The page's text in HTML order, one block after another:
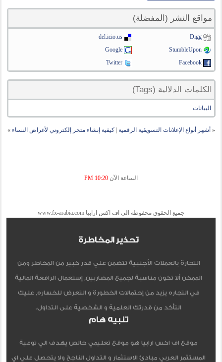
مواقع النشر (المفضلة)
Digg
del.icio.us
StumbleUpon
Google
Facebook
Twitter
الكلمات الدلالية (Tags)
البيانات
« أشهر أنواع الإعلانات التسويقية الرقمية |كيفية إنشاء متجر إلكتروني لأغراض النساء »
الساعة الآن 10:20 PM
جميع الحقوق محفوظة الى اف اكس ارابيا www.fx-arabia.com
تحذير المخاطرة
التجارة بالعملات الأجنبية تتضمن علي قدر كبير من المخاطر ومن
الممكن ألا تكون مناسبة لجميع المضاربين, إستعمال الرافعة المالية
في التجاره يزيد من إحتمالات الخطورة و التعرض للخساره, عليك
التأكد من قدرتك العلمية و الشخصية على التداول.
تنبيه هام
موقع اف اكس ارابيا هو موقع تعليمي خالص يهدف الي توعية
المستثمر العربي مبادئ الاستثمار و التداول الناجح ولا يتحصل علي اي